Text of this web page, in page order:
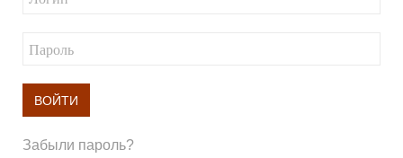
ВОЙТИ
Забыли пароль?